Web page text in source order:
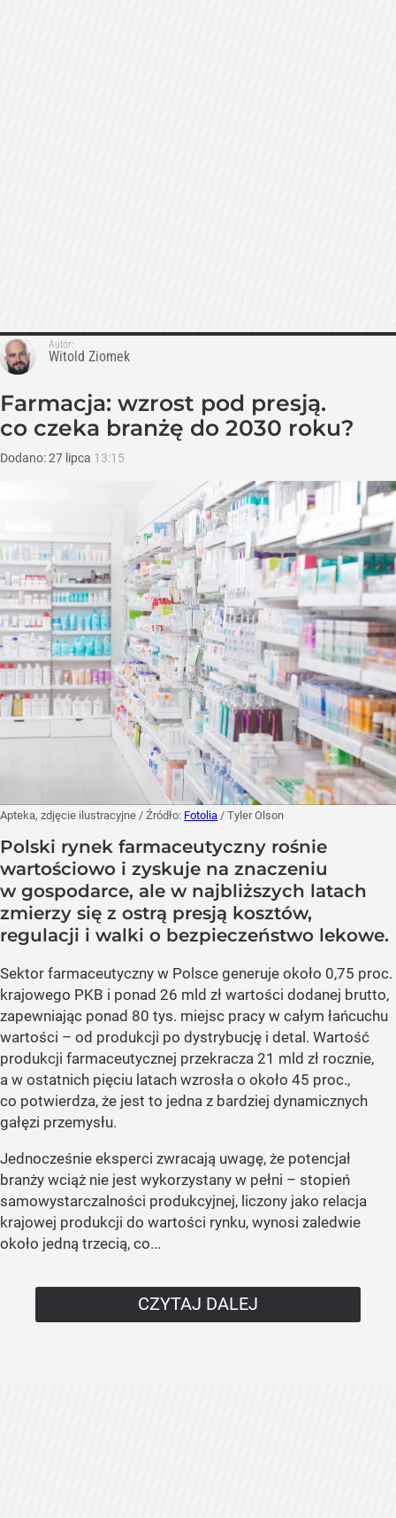
Autor:
Witold Ziomek
Farmacja: wzrost pod presją.
co czeka branżę do 2030 roku?
Dodano:27 lipca 13:15
Apteka, zdjęcie ilustracyjne / Źródło: Fotolia / Tyler Olson
Polski rynek farmaceutyczny rośnie
wartościowo i zyskuje na znaczeniu
w gospodarce, ale w najbliższych latach
zmierzy się z ostrą presją kosztów,
regulacji i walki o bezpieczeństwo lekowe.
Sektor farmaceutyczny w Polsce generuje około 0,75 proc.
krajowego PKB i ponad 26 mld zł wartości dodanej brutto,
zapewniając ponad 80 tys. miejsc pracy w całym łańcuchu
wartości – od produkcji po dystrybucję i detal. Wartość
produkcji farmaceutycznej przekracza 21 mld zł rocznie,
a w ostatnich pięciu latach wzrosła o około 45 proc.,
co potwierdza, że jest to jedna z bardziej dynamicznych
gałęzi przemysłu.
Jednocześnie eksperci zwracają uwagę, że potencjał
branży wciąż nie jest wykorzystany w pełni – stopień
samowystarczalności produkcyjnej, liczony jako relacja
krajowej produkcji do wartości rynku, wynosi zaledwie
około jedną trzecią, co...
CZYTAJ DALEJ